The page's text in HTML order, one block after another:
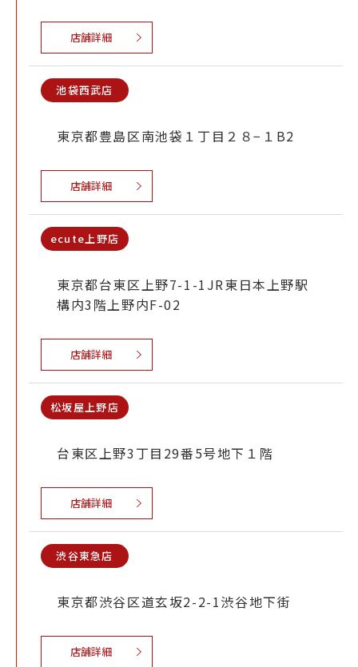
店舗詳細
池袋西武店
東京都豊島区南池袋１丁目２８−１B2
店舗詳細
ecute上野店
東京都台東区上野7-1-1JR東日本上野駅
構内3階上野内F-02
店舗詳細
松坂屋上野店
台東区上野3丁目29番5号地下１階
店舗詳細
渋谷東急店
東京都渋谷区道玄坂2-2-1渋谷地下街
店舗詳細